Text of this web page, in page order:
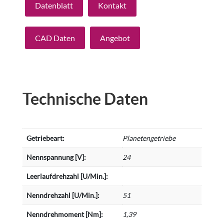
Datenblatt Kontakt
CAD Daten Angebot
Technische Daten
Getriebeart: Planetengetriebe
Nennspannung [V]: 24
Leerlaufdrehzahl [U/Min.]:
Nenndrehzahl [U/Min.]: 51
Nenndrehmoment [Nm]: 1,39